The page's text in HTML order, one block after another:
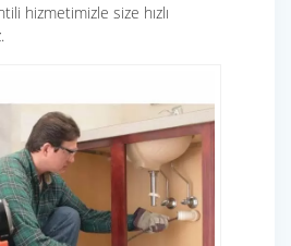
hizmetimizle size hızlı